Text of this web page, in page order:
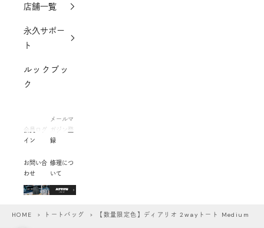
店舗一覧
永久サポー
ト
ルックブッ
ク
会員ログ
イン
メールマ
ガジン登
録
お問い合
わせ
修理につ
いて
HOME > トートバッグ > 【数量限定色】ディアリオ 2wayトート Medium